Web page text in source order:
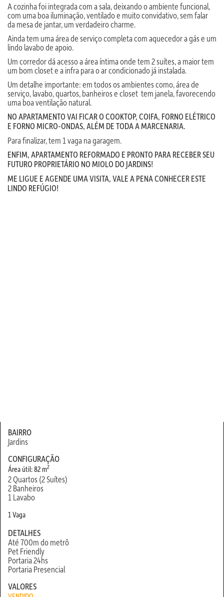
A cozinha foi integrada com a sala, deixando o ambiente funcional,
com uma boa iluminação, ventilado e muito convidativo, sem falar
da mesa de jantar, um verdadeiro charme.
Ainda tem uma área de serviço completa com aquecedor a gás e um
lindo lavabo de apoio.
Um corredor dá acesso a área íntima onde tem 2 suítes, a maior tem
um bom closet e a infra para o ar condicionado já instalada.
Um detalhe importante: em todos os ambientes como, área de
serviço, lavabo, quartos, banheiros e closet tem janela, favorecendo
uma boa ventilação natural.
NO APARTAMENTO VAI FICAR O COOKTOP, COIFA, FORNO ELÉTRICO
E FORNO MICRO-ONDAS, ALÉM DE TODA A MARCENARIA.
Para finalizar, tem 1 vaga na garagem.
ENFIM, APARTAMENTO REFORMADO E PRONTO PARA RECEBER SEU
FUTURO PROPRIETÁRIO NO MIOLO DO JARDINS!
ME LIGUE E AGENDE UMA VISITA, VALE A PENA CONHECER ESTE
LINDO REFÚGIO!
BAIRRO
Jardins
CONFIGURAÇÃO
Área útil: 82 m2
2 Quartos (2 Suítes)
2 Banheiros
1 Lavabo
1 Vaga
DETALHES
Até 700m do metrô
Pet Friendly
Portaria 24hs
Portaria Presencial
VALORES